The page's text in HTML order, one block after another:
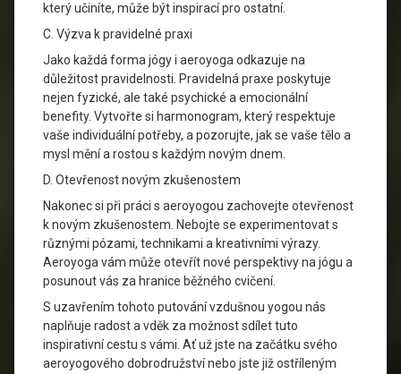
který učiníte, může být inspirací pro ostatní.
C. Výzva k pravidelné praxi
Jako každá forma jógy i aeroyoga odkazuje na
důležitost pravidelnosti. Pravidelná praxe poskytuje
nejen fyzické, ale také psychické a emocionální
benefity. Vytvořte si harmonogram, který respektuje
vaše individuální potřeby, a pozorujte, jak se vaše tělo a
mysl mění a rostou s každým novým dnem.
D. Otevřenost novým zkušenostem
Nakonec si při práci s aeroyogou zachovejte otevřenost
k novým zkušenostem. Nebojte se experimentovat s
různými pózami, technikami a kreativními výrazy.
Aeroyoga vám může otevřít nové perspektivy na jógu a
posunout vás za hranice běžného cvičení.
S uzavřením tohoto putování vzdušnou yogou nás
naplňuje radost a vděk za možnost sdílet tuto
inspirativní cestu s vámi. Ať už jste na začátku svého
aeroyogového dobrodružství nebo jste již ostříleným